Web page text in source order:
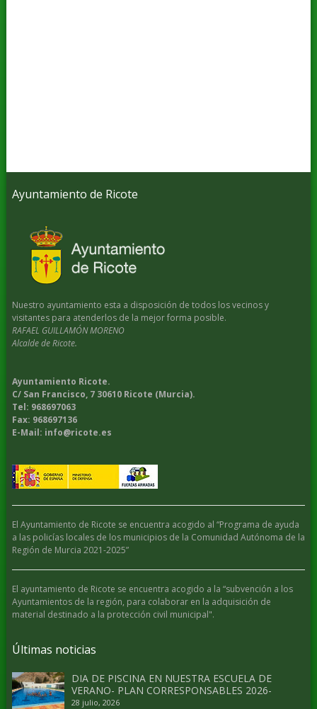
Ayuntamiento de Ricote
Nuestro ayuntamiento esta a disposición de todos los vecinos y
visitantes para atenderlos de la mejor forma posible.
RAFAEL GUILLAMÓN MORENO
Alcalde de Ricote.
Ayuntamiento Ricote.
C/ San Francisco, 7 30610 Ricote (Murcia).
Tel: 968697063
Fax: 968697136
E-Mail: info@ricote.es
El Ayuntamiento de Ricote se encuentra acogido al “Programa de ayuda
a las policías locales de los municipios de la Comunidad Autónoma de la
Región de Murcia 2021-2025”
El ayuntamiento de Ricote se encuentra acogido a la “subvención a los
Ayuntamientos de la región, para colaborar en la adquisición de
material destinado a la protección civil municipal".
Últimas noticias
DIA DE PISCINA EN NUESTRA ESCUELA DE
VERANO- PLAN CORRESPONSABLES 2026-
28 julio, 2026